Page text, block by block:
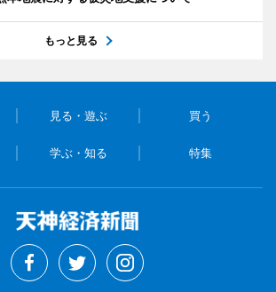
もっと見る
見る・遊ぶ 買う
学ぶ・知る 特集